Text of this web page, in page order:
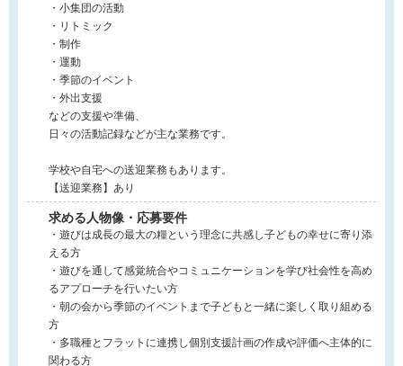
・小集団の活動
・リトミック
・制作
・運動
・季節のイベント
・外出支援
などの支援や準備、
日々の活動記録などが主な業務です。
学校や自宅への送迎業務もあります。
【送迎業務】あり
求める人物像・応募要件
・遊びは成長の最大の糧という理念に共感し子どもの幸せに寄り添
える方
・遊びを通して感覚統合やコミュニケーションを学び社会性を高め
るアプローチを行いたい方
・朝の会から季節のイベントまで子どもと一緒に楽しく取り組める
方
・多職種とフラットに連携し個別支援計画の作成や評価へ主体的に
関わる方